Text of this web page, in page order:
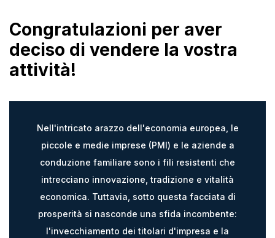
Congratulazioni per aver
deciso di vendere la vostra
attività!
Nell'intricato arazzo dell'economia europea, le
piccole e medie imprese (PMI) e le aziende a
conduzione familiare sono i fili resistenti che
intrecciano innovazione, tradizione e vitalità
economica. Tuttavia, sotto questa facciata di
prosperità si nasconde una sfida incombente:
l'invecchiamento dei titolari d'impresa e la